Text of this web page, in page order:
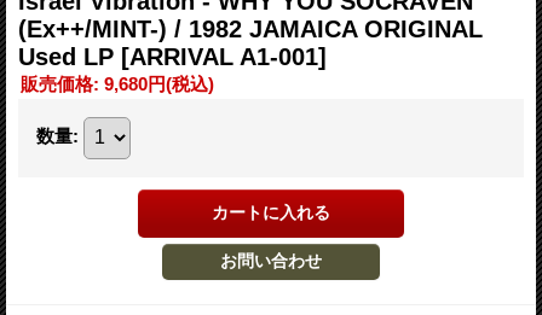
(Ex++/MINT-) / 1982 JAMAICA ORIGINAL
Used LP [ARRIVAL A1-001]
販売価格: 9,680円(税込)
数量: